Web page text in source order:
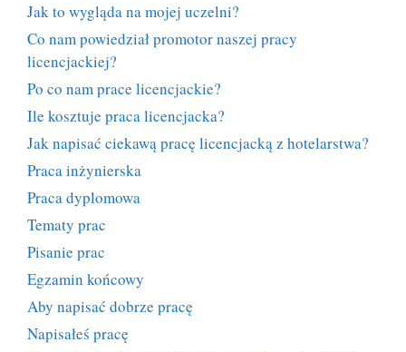
Jak to wygląda na mojej uczelni?
Co nam powiedział promotor naszej pracy
licencjackiej?
Po co nam prace licencjackie?
Ile kosztuje praca licencjacka?
Jak napisać ciekawą pracę licencjacką z hotelarstwa?
Praca inżynierska
Praca dyplomowa
Tematy prac
Pisanie prac
Egzamin końcowy
Aby napisać dobrze pracę
Napisałeś pracę